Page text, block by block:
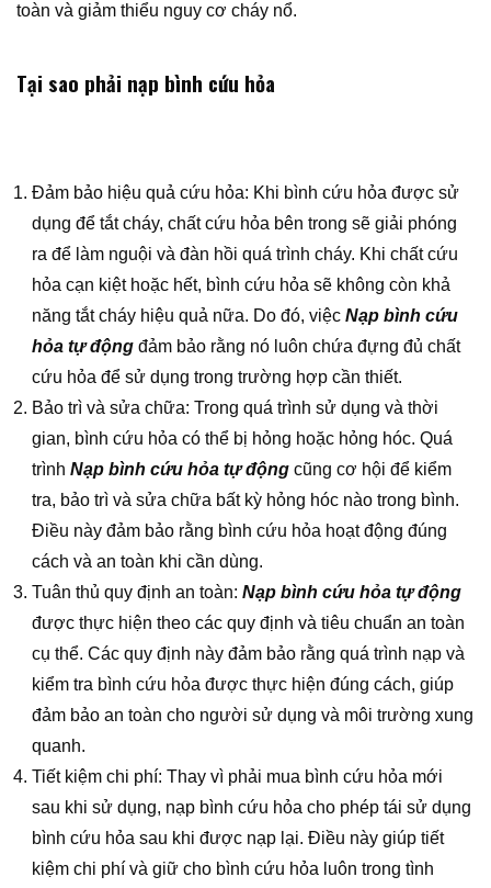
toàn và giảm thiểu nguy cơ cháy nổ.
Tại sao phải nạp bình cứu hỏa
Đảm bảo hiệu quả cứu hỏa: Khi bình cứu hỏa được sử
dụng để tắt cháy, chất cứu hỏa bên trong sẽ giải phóng
ra để làm nguội và đàn hồi quá trình cháy. Khi chất cứu
hỏa cạn kiệt hoặc hết, bình cứu hỏa sẽ không còn khả
năng tắt cháy hiệu quả nữa. Do đó, việcNạp bình cứu
hỏa tự động đảm bảo rằng nó luôn chứa đựng đủ chất
cứu hỏa để sử dụng trong trường hợp cần thiết.
Bảo trì và sửa chữa: Trong quá trình sử dụng và thời
gian, bình cứu hỏa có thể bị hỏng hoặc hỏng hóc. Quá
trìnhNạp bình cứu hỏa tự động cũng cơ hội để kiểm
tra, bảo trì và sửa chữa bất kỳ hỏng hóc nào trong bình.
Điều này đảm bảo rằng bình cứu hỏa hoạt động đúng
cách và an toàn khi cần dùng.
Tuân thủ quy định an toàn:Nạp bình cứu hỏa tự động
được thực hiện theo các quy định và tiêu chuẩn an toàn
cụ thể. Các quy định này đảm bảo rằng quá trình nạp và
kiểm tra bình cứu hỏa được thực hiện đúng cách, giúp
đảm bảo an toàn cho người sử dụng và môi trường xung
quanh.
Tiết kiệm chi phí: Thay vì phải mua bình cứu hỏa mới
sau khi sử dụng, nạp bình cứu hỏa cho phép tái sử dụng
bình cứu hỏa sau khi được nạp lại. Điều này giúp tiết
kiệm chi phí và giữ cho bình cứu hỏa luôn trong tình